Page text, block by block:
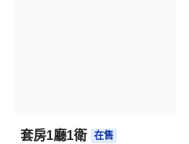
套房1廳1衛 在售